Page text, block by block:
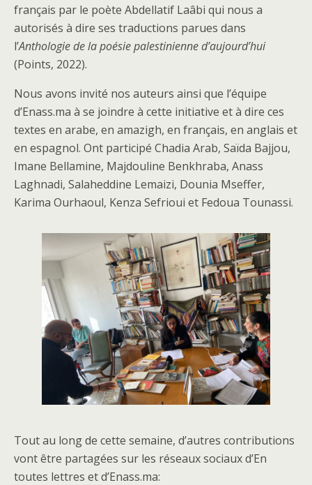
français par le poète Abdellatif Laâbi qui nous a
autorisés à dire ses traductions parues dans
l’Anthologie de la poésie palestinienne d’aujourd’hui
(Points, 2022).
Nous avons invité nos auteurs ainsi que l’équipe
d’Enass.ma à se joindre à cette initiative et à dire ces
textes en arabe, en amazigh, en français, en anglais et
en espagnol. Ont participé Chadia Arab, Saïda Bajjou,
Imane Bellamine, Majdouline Benkhraba, Anass
Laghnadi, Salaheddine Lemaizi, Dounia Mseffer,
Karima Ourhaoul, Kenza Sefrioui et Fedoua Tounassi.
Tout au long de cette semaine, d’autres contributions
vont être partagées sur les réseaux sociaux d’En
toutes lettres et d’Enass.ma: